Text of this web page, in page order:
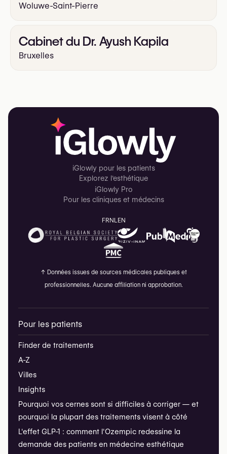
Woluwe-Saint-Pierre
Cabinet du Dr. Ayush Kapila
Bruxelles
iGlowly pour les patients
Explorez l'esthétique
iGlowly Pro
Pour les cliniques et médecins
FRNLEN
↑ Données issues de sources médicales publiques et
professionnelles. Aucune affiliation ni approbation.
Pour les patients
Finder de traitements
A-Z
Villes
Insights
Pourquoi vos cernes sont si difficiles à corriger — et
pourquoi la plupart des traitements visent à côté
L'effet GLP-1 : comment l'Ozempic redessine la
demande des patients en médecine esthétique